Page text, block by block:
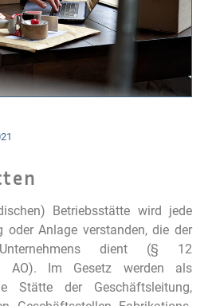
Betriebsstätte wird jede
oder Anlage verstanden, die der
dient (§ 12
AO). Im Gesetz werden als
Stätte der Geschäftsleitung,